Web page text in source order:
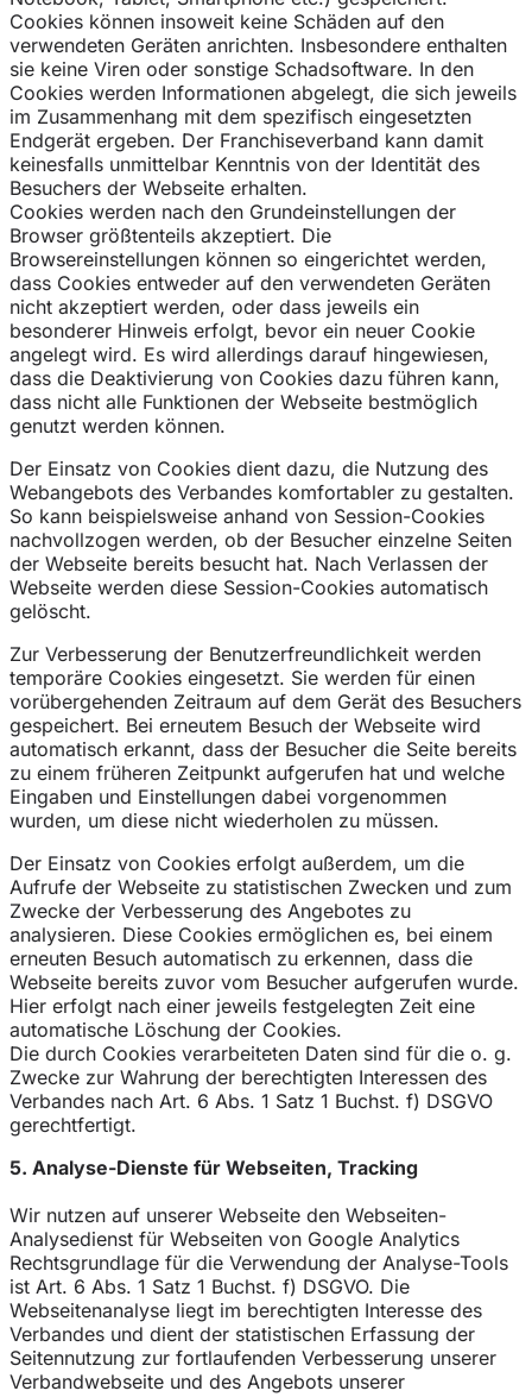
Cookies können insoweit keine Schäden auf den
verwendeten Geräten anrichten. Insbesondere enthalten
sie keine Viren oder sonstige Schadsoftware. In den
Cookies werden Informationen abgelegt, die sich jeweils
im Zusammenhang mit dem spezifisch eingesetzten
Endgerät ergeben. Der Franchiseverband kann damit
keinesfalls unmittelbar Kenntnis von der Identität des
Besuchers der Webseite erhalten.
Cookies werden nach den Grundeinstellungen der
Browser größtenteils akzeptiert. Die
Browsereinstellungen können so eingerichtet werden,
dass Cookies entweder auf den verwendeten Geräten
nicht akzeptiert werden, oder dass jeweils ein
besonderer Hinweis erfolgt, bevor ein neuer Cookie
angelegt wird. Es wird allerdings darauf hingewiesen,
dass die Deaktivierung von Cookies dazu führen kann,
dass nicht alle Funktionen der Webseite bestmöglich
genutzt werden können.
Der Einsatz von Cookies dient dazu, die Nutzung des
Webangebots des Verbandes komfortabler zu gestalten.
So kann beispielsweise anhand von Session-Cookies
nachvollzogen werden, ob der Besucher einzelne Seiten
der Webseite bereits besucht hat. Nach Verlassen der
Webseite werden diese Session-Cookies automatisch
gelöscht.
Zur Verbesserung der Benutzerfreundlichkeit werden
temporäre Cookies eingesetzt. Sie werden für einen
vorübergehenden Zeitraum auf dem Gerät des Besuchers
gespeichert. Bei erneutem Besuch der Webseite wird
automatisch erkannt, dass der Besucher die Seite bereits
zu einem früheren Zeitpunkt aufgerufen hat und welche
Eingaben und Einstellungen dabei vorgenommen
wurden, um diese nicht wiederholen zu müssen.
Der Einsatz von Cookies erfolgt außerdem, um die
Aufrufe der Webseite zu statistischen Zwecken und zum
Zwecke der Verbesserung des Angebotes zu
analysieren. Diese Cookies ermöglichen es, bei einem
erneuten Besuch automatisch zu erkennen, dass die
Webseite bereits zuvor vom Besucher aufgerufen wurde.
Hier erfolgt nach einer jeweils festgelegten Zeit eine
automatische Löschung der Cookies.
Die durch Cookies verarbeiteten Daten sind für die o. g.
Zwecke zur Wahrung der berechtigten Interessen des
Verbandes nach Art. 6 Abs. 1 Satz 1 Buchst. f) DSGVO
gerechtfertigt.
5. Analyse-Dienste für Webseiten, Tracking
Wir nutzen auf unserer Webseite den Webseiten-
Analysedienst für Webseiten von Google Analytics
Rechtsgrundlage für die Verwendung der Analyse-Tools
ist Art. 6 Abs. 1 Satz 1 Buchst. f) DSGVO. Die
Webseitenanalyse liegt im berechtigten Interesse des
Verbandes und dient der statistischen Erfassung der
Seitennutzung zur fortlaufenden Verbesserung unserer
Verbandwebseite und des Angebots unserer